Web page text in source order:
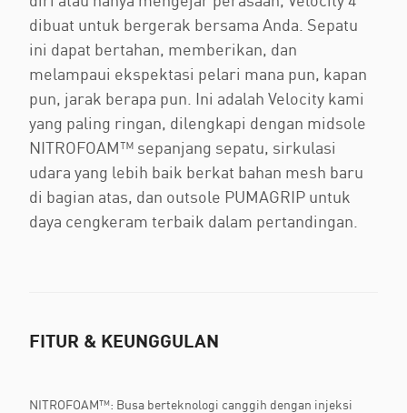
dibuat untuk bergerak bersama Anda. Sepatu
ini dapat bertahan, memberikan, dan
melampaui ekspektasi pelari mana pun, kapan
pun, jarak berapa pun. Ini adalah Velocity kami
yang paling ringan, dilengkapi dengan midsole
NITROFOAM™ sepanjang sepatu, sirkulasi
udara yang lebih baik berkat bahan mesh baru
di bagian atas, dan outsole PUMAGRIP untuk
daya cengkeram terbaik dalam pertandingan.
FITUR & KEUNGGULAN
NITROFOAM™: Busa berteknologi canggih dengan injeksi